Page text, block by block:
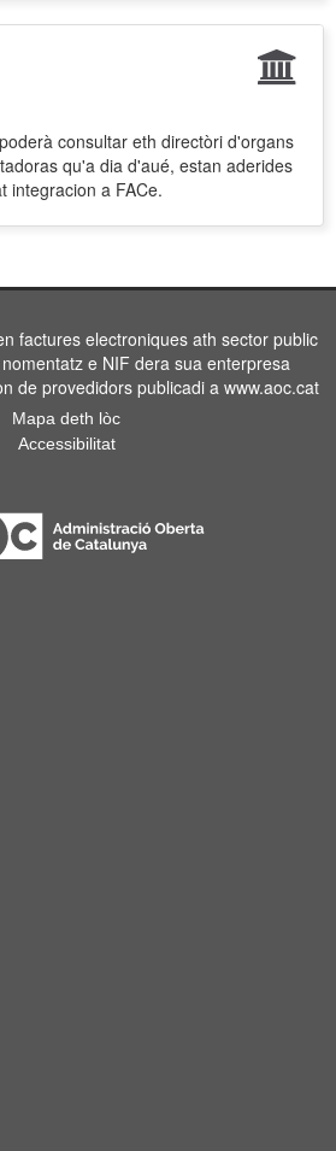
consultar eth directòri d'organs
qu'a dia d'aué, estan aderides
integracion a FACe.
factures electroniques ath sector public
e NIF dera sua enterpresa
de provedidors publicadi a www.aoc.cat
Mapa deth lòc
Accessibilitat